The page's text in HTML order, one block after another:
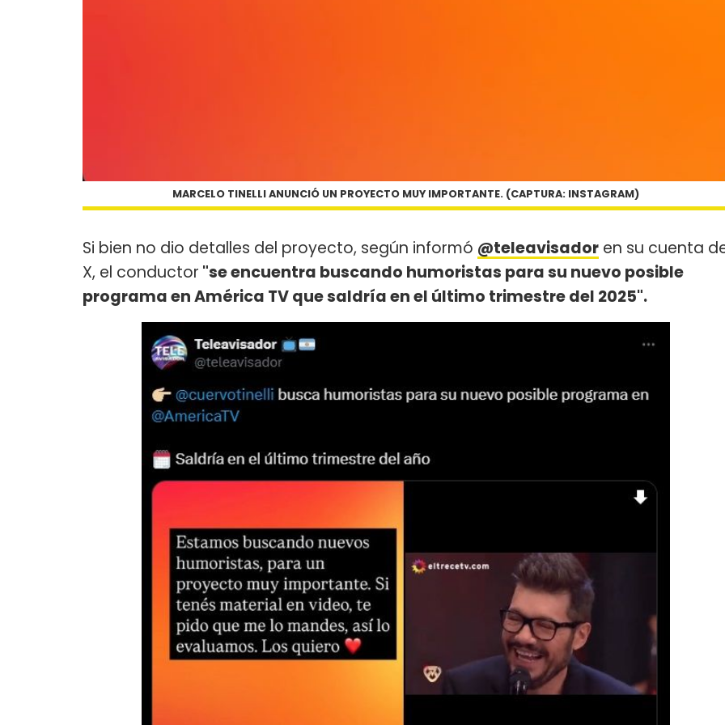
MARCELO TINELLI ANUNCIÓ UN PROYECTO MUY IMPORTANTE. (CAPTURA: INSTAGRAM)
Si bien no dio detalles del proyecto, según informó @teleavisador en su cuenta
X, el conductor "se encuentra buscando humoristas para su nuevo posible
programa en América TV que saldría en el último trimestre del 2025".